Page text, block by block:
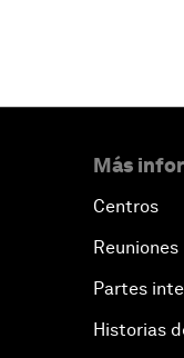
Más
Centros
Reuniones
Partes
Historias